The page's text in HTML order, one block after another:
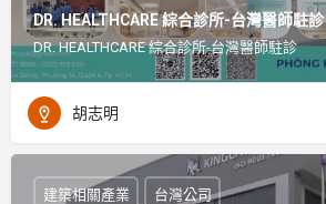
DR. HEALTHCARE 綜合診所-台灣醫師駐診
DR. HEALTHCARE 綜合診所-台灣醫師駐診
胡志明
建築相關產業 台灣公司